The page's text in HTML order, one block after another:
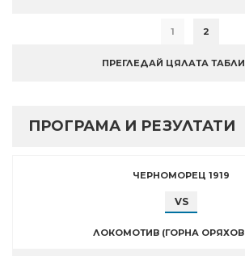
1 2
ПРЕГЛЕДАЙ ЦЯЛАТА
ПРОГРАМА И РЕЗУЛТАТИ
ЧЕРНОМОРЕЦ 1919
VS
ЛОКОМОТИВ (ГОРНА